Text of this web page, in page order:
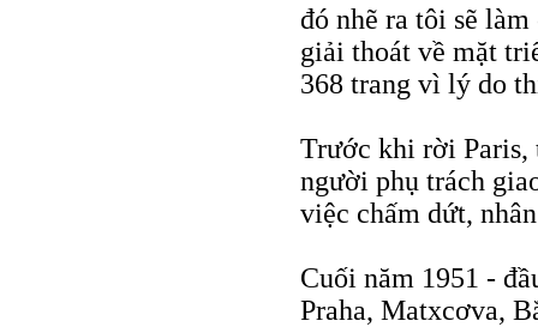
đó nhẽ ra tôi sẽ
giải thoát về mặt
368 trang vì lý do
Trước khi rời Paris,
người phụ trách
việc chấm dứt,
Cuối năm 1951 -
Praha, Matxcơva,